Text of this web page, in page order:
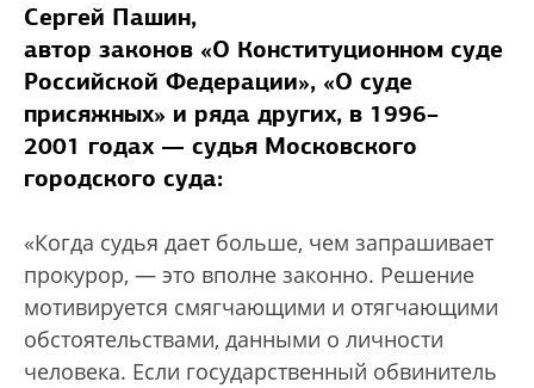
Сергей Пашин,
автор законов «О Конституционном суде
Российской Федерации», «О суде
присяжных» и ряда других, в 1996–
2001 годах — судья Московского
городского суда:
«Когда судья дает больше, чем запрашивает
прокурор, — это вполне законно. Решение
мотивируется смягчающими и отягчающими
обстоятельствами, данными о личности
человека. Если государственный обвинитель